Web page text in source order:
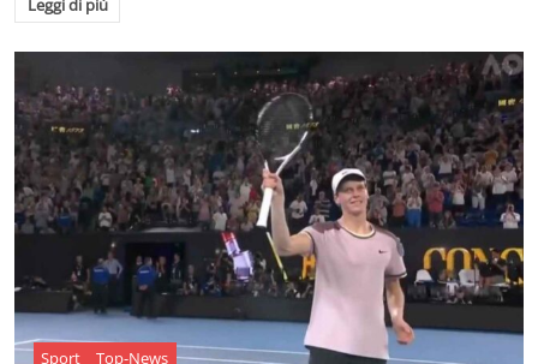
Leggi di più
Sport Top-News